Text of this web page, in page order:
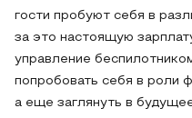
гости пробуют себя в
за это настоящую
управление
попробовать себя в роли
а еще заглянуть в